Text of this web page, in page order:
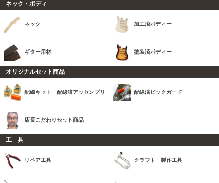
ネック・ボディ
ネック 加工済ボディー
ギター用材 塗装済ボディー
オリジナルセット商品
配線キット・配線済アッセンブリ 配線済ピックガード
店長こだわりセット商品
工 具
リペア工具 クラフト・製作工具